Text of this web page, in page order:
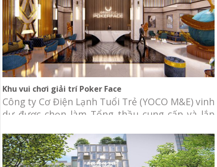
Khu vui chơi giải trí Poker Face
Công ty Cơ Điện Lạnh Tuổi Trẻ (YOCO M&E) vinh
dự được chọn làm Tổng thầu cung cấp và lắp
trí Poker Face. Chủ đầu tư: KHANH HOLDINGS
Địa điểm: Số 3 Nguyễn Lương Bằng, Tân Phú,